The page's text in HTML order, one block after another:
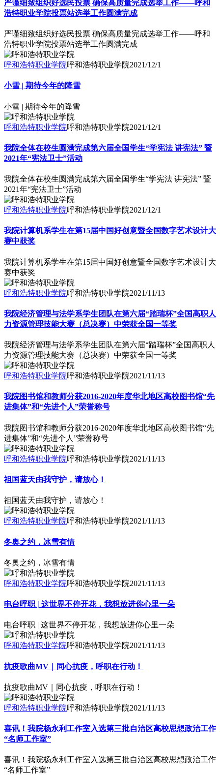
严谨细致组织好选民投票 确保高质量完成选举工作——呼和
浩特职业学院投票站选举工作圆满完成
严谨细致组织好选民投票 确保高质量完成选举工作——呼和
浩特职业学院投票站选举工作圆满完成
呼和浩特职业学院呼和浩特职业学院2021/12/1
小雪 | 期待今年的降雪
小雪 | 期待今年的降雪
呼和浩特职业学院呼和浩特职业学院2021/12/1
我院全体在校生圆满完成第六届全国学生“学宪法 讲宪法” 暨
2021年“宪法卫士”活动
我院全体在校生圆满完成第六届全国学生“学宪法 讲宪法” 暨
2021年“宪法卫士”活动
呼和浩特职业学院呼和浩特职业学院2021/12/1
我院计算机系学生在第15届中国好创意暨全国数字艺术设计大
赛中获奖
我院计算机系学生在第15届中国好创意暨全国数字艺术设计大
赛中获奖
呼和浩特职业学院呼和浩特职业学院2021/11/13
我院经济管理与法学系学生团队在第六届“踏瑞杯”全国高职人
力资源管理技能大赛（总决赛）中荣获全国一等奖
我院经济管理与法学系学生团队在第六届“踏瑞杯”全国高职人
力资源管理技能大赛（总决赛）中荣获全国一等奖
呼和浩特职业学院呼和浩特职业学院2021/11/13
我院图书馆和教师分获2016-2020年度华北地区高校图书馆“先
进集体”和“先进个人”荣誉称号
我院图书馆和教师分获2016-2020年度华北地区高校图书馆“先
进集体”和“先进个人”荣誉称号
呼和浩特职业学院呼和浩特职业学院2021/11/13
祖国蓝天由我守护，请放心！
祖国蓝天由我守护，请放心！
呼和浩特职业学院呼和浩特职业学院2021/11/13
冬奥之约，冰雪有情
冬奥之约，冰雪有情
呼和浩特职业学院呼和浩特职业学院2021/11/13
电台呼职 | 这世界不停开花，我想放进你心里一朵
电台呼职 | 这世界不停开花，我想放进你心里一朵
呼和浩特职业学院呼和浩特职业学院2021/11/13
抗疫歌曲MV｜同心抗疫，呼职在行动！
抗疫歌曲MV｜同心抗疫，呼职在行动！
呼和浩特职业学院呼和浩特职业学院2021/11/13
喜讯！我院杨永利工作室入选第三批自治区高校思想政治工作
“名师工作室”
喜讯！我院杨永利工作室入选第三批自治区高校思想政治工作
“名师工作室”